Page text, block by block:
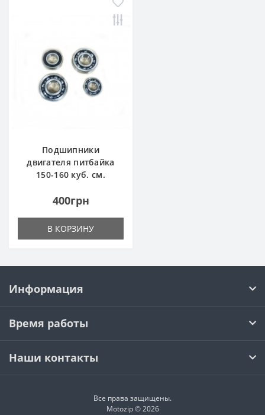
Подшипники
двигателя питбайка
150-160 куб. см.
400грн
В КОРЗИНУ
Информация
Время работы
Наши контакты
Все права защищены.
Motozip © 2026